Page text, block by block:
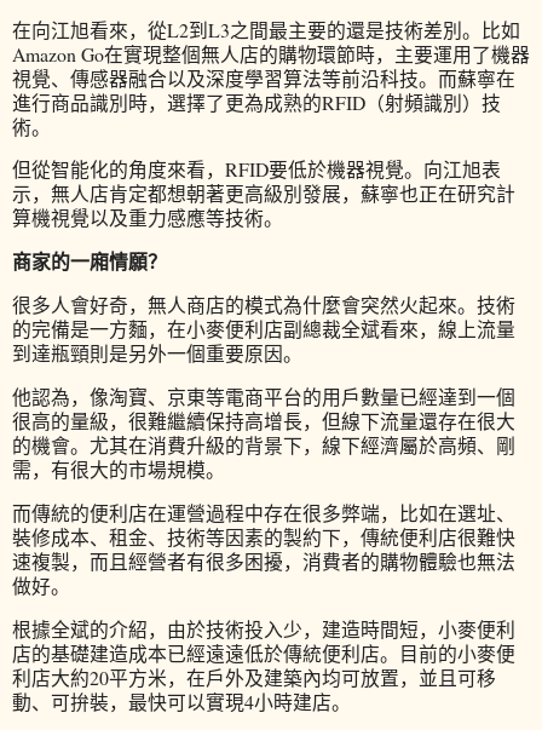
在向江旭看來，從L2到L3之間最主要的還是技術差別。比如
Amazon Go在實現整個無人店的購物環節時，主要運用了機器
視覺、傳感器融合以及深度學習算法等前沿科技。而蘇寧在
進行商品識別時，選擇了更為成熟的RFID（射頻識別）技
術。
但從智能化的角度來看，RFID要低於機器視覺。向江旭表
示，無人店肯定都想朝著更高級別發展，蘇寧也正在研究計
算機視覺以及重力感應等技術。
商家的一廂情願？
很多人會好奇，無人商店的模式為什麼會突然火起來。技術
的完備是一方麵，在小麥便利店副總裁全斌看來，線上流量
到達瓶頸則是另外一個重要原因。
他認為，像淘寶、京東等電商平台的用戶數量已經達到一個
很高的量級，很難繼續保持高增長，但線下流量還存在很大
的機會。尤其在消費升級的背景下，線下經濟屬於高頻、剛
需，有很大的市場規模。
而傳統的便利店在運營過程中存在很多弊端，比如在選址、
裝修成本、租金、技術等因素的製約下，傳統便利店很難快
速複製，而且經營者有很多困擾，消費者的購物體驗也無法
做好。
根據全斌的介紹，由於技術投入少，建造時間短，小麥便利
店的基礎建造成本已經遠遠低於傳統便利店。目前的小麥便
利店大約20平方米，在戶外及建築內均可放置，並且可移
動、可拚裝，最快可以實現4小時建店。